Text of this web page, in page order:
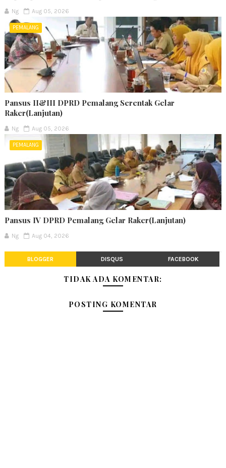
Ng Aug 05, 2026
PEMALANG
Pansus II&III DPRD Pemalang Serentak Gelar
Raker(Lanjutan)
Ng Aug 05, 2026
PEMALANG
Pansus IV DPRD Pemalang Gelar Raker(Lanjutan)
Ng Aug 04, 2026
BLOGGER DISQUS FACEBOOK
TIDAK ADA KOMENTAR:
POSTING KOMENTAR